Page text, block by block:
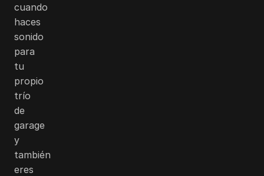
cuando
haces
sonido
para
tu
propio
trío
de
garage
y
también
eres